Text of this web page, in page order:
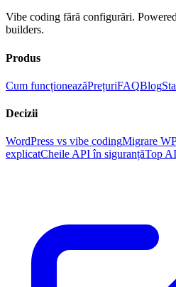
Vibe coding fără configurări.
builders.
Produs
Cum funcționeazăPrețuriFAQBlog
Decizii
WordPress vs vibe codingMigrare
explicatCheile API în siguranțăTop